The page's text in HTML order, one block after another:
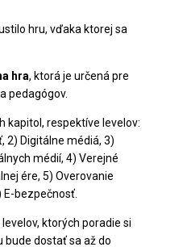
hru, vďaka ktorej sa
hra, ktorá je určená pre
pedagógov.
kapitol, respektíve levelov:
2) Digitálne médiá, 3)
médií, 4) Verejné
ére, 5) Overovanie
bezpečnosť.
ktorých poradie si
bude dostať sa až do